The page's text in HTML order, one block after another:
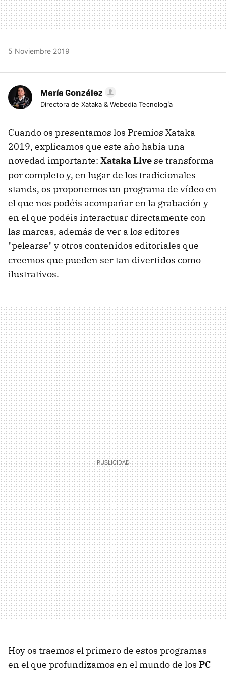
5 Noviembre 2019
María González
Directora de Xataka & Webedia Tecnología
Cuando os presentamos los Premios Xataka
2019, explicamos que este año había una
novedad importante: Xataka Live se transforma
por completo y, en lugar de los tradicionales
stands, os proponemos un programa de vídeo en
el que nos podéis acompañar en la grabación y
en el que podéis interactuar directamente con
las marcas, además de ver a los editores
"pelearse" y otros contenidos editoriales que
creemos que pueden ser tan divertidos como
ilustrativos.
Hoy os traemos el primero de estos programas
en el que profundizamos en el mundo de los PC